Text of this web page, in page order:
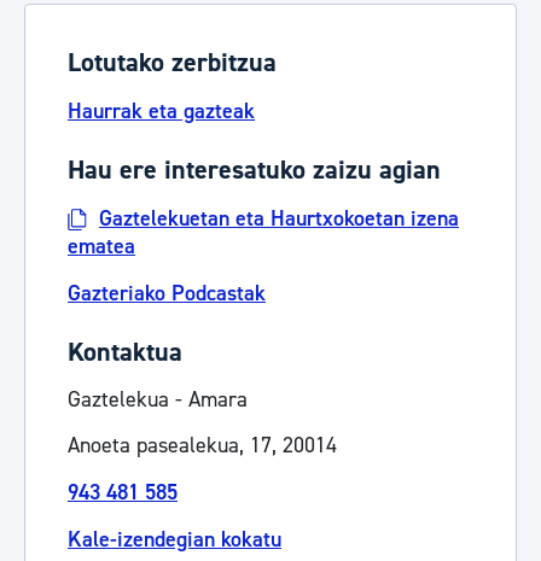
Lotutako zerbitzua
Haurrak eta gazteak
Hau ere interesatuko zaizu agian
Gaztelekuetan eta Haurtxokoetan izena
ematea
Gazteriako Podcastak
Kontaktua
Gaztelekua - Amara
Anoeta pasealekua, 17, 20014
943 481 585
Kale-izendegian kokatu